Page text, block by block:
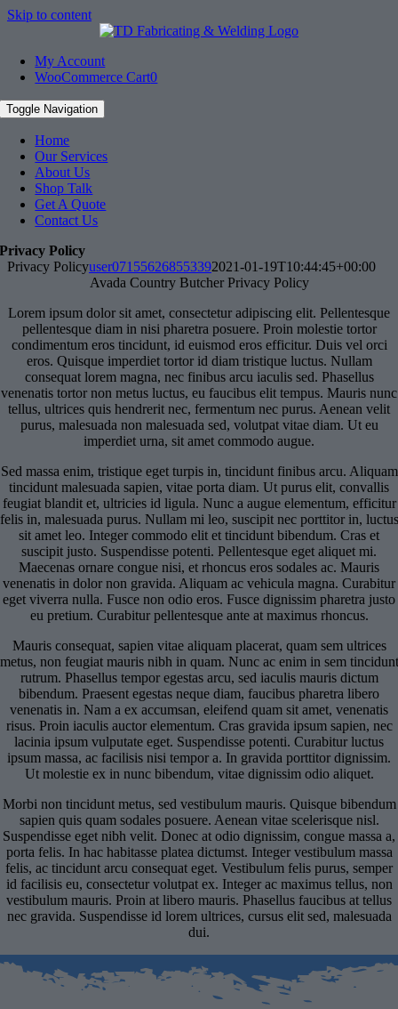
Skip to content
My Account
WooCommerce Cart0
Toggle Navigation
Home
Our Services
About Us
Shop Talk
Get A Quote
Contact Us
Privacy Policy
Privacy Policyuser071556268553392021-01-19T10:44:45+00:00
Avada Country Butcher Privacy Policy
Lorem ipsum dolor sit amet, consectetur adipiscing elit. Pellentesque
pellentesque diam in nisi pharetra posuere. Proin molestie tortor
condimentum eros tincidunt, id euismod eros efficitur. Duis vel orci
eros. Quisque imperdiet tortor id diam tristique luctus. Nullam
consequat lorem magna, nec finibus arcu iaculis sed. Phasellus
venenatis tortor non metus luctus, eu faucibus elit tempus. Mauris nunc
tellus, ultrices quis hendrerit nec, fermentum nec purus. Aenean velit
purus, malesuada non malesuada sed, volutpat vitae diam. Ut eu
imperdiet urna, sit amet commodo augue.
Sed massa enim, tristique eget turpis in, tincidunt finibus arcu. Aliquam
tincidunt malesuada sapien, vitae porta diam. Ut purus elit, convallis
feugiat blandit et, ultricies id ligula. Nunc a augue elementum, efficitur
felis in, malesuada purus. Nullam mi leo, suscipit nec porttitor in, luctus
sit amet leo. Integer commodo elit et tincidunt bibendum. Cras et
suscipit justo. Suspendisse potenti. Pellentesque eget aliquet mi.
Maecenas ornare congue nisi, et rhoncus eros sodales ac. Mauris
venenatis in dolor non gravida. Aliquam ac vehicula magna. Curabitur
eget viverra nulla. Fusce non odio eros. Fusce dignissim pharetra justo
eu pretium. Curabitur pellentesque ante at maximus rhoncus.
Mauris consequat, sapien vitae aliquam placerat, quam sem ultrices
metus, non feugiat mauris nibh in quam. Nunc ac enim in sem tincidunt
rutrum. Phasellus tempor egestas arcu, sed iaculis mauris dictum
bibendum. Praesent egestas neque diam, faucibus pharetra libero
venenatis in. Nam a ex accumsan, eleifend quam sit amet, venenatis
risus. Proin iaculis auctor elementum. Cras gravida ipsum sapien, nec
lacinia ipsum vulputate eget. Suspendisse potenti. Curabitur luctus
ipsum massa, ac facilisis nisi tempor a. In gravida porttitor dignissim.
Ut molestie ex in nunc bibendum, vitae dignissim odio aliquet.
Morbi non tincidunt metus, sed vestibulum mauris. Quisque bibendum
sapien quis quam sodales posuere. Aenean vitae scelerisque nisl.
Suspendisse eget nibh velit. Donec at odio dignissim, congue massa a,
porta felis. In hac habitasse platea dictumst. Integer vestibulum massa
felis, ac tincidunt arcu consequat eget. Vestibulum felis purus, semper
id facilisis eu, consectetur volutpat ex. Integer ac maximus tellus, non
vestibulum mauris. Proin at libero mauris. Phasellus faucibus at tellus
nec gravida. Suspendisse id lorem ultrices, cursus elit sed, malesuada
dui.